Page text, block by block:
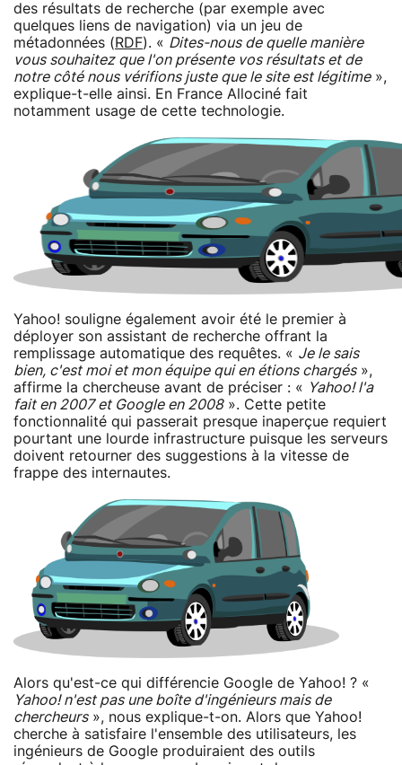
des résultats de recherche (par exemple avec
quelques liens de navigation) via un jeu de
métadonnées (RDF). « Dites-nous de quelle manière
vous souhaitez que l'on présente vos résultats et de
notre côté nous vérifions juste que le site est légitime»,
explique-t-elle ainsi. En France Allociné fait
notamment usage de cette technologie.
Yahoo! souligne également avoir été le premier à
déployer son assistant de recherche offrant la
remplissage automatique des requêtes. « Je le sais
bien, c'est moi et mon équipe qui en étions chargés»,
affirme la chercheuse avant de préciser : « Yahoo! l'a
fait en 2007 et Google en 2008». Cette petite
fonctionnalité qui passerait presque inaperçue requiert
pourtant une lourde infrastructure puisque les serveurs
doivent retourner des suggestions à la vitesse de
frappe des internautes.
Alors qu'est-ce qui différencie Google de Yahoo! ? «
Yahoo! n'est pas une boîte d'ingénieurs mais de
chercheurs», nous explique-t-on. Alors que Yahoo!
cherche à satisfaire l'ensemble des utilisateurs, les
ingénieurs de Google produiraient des outils